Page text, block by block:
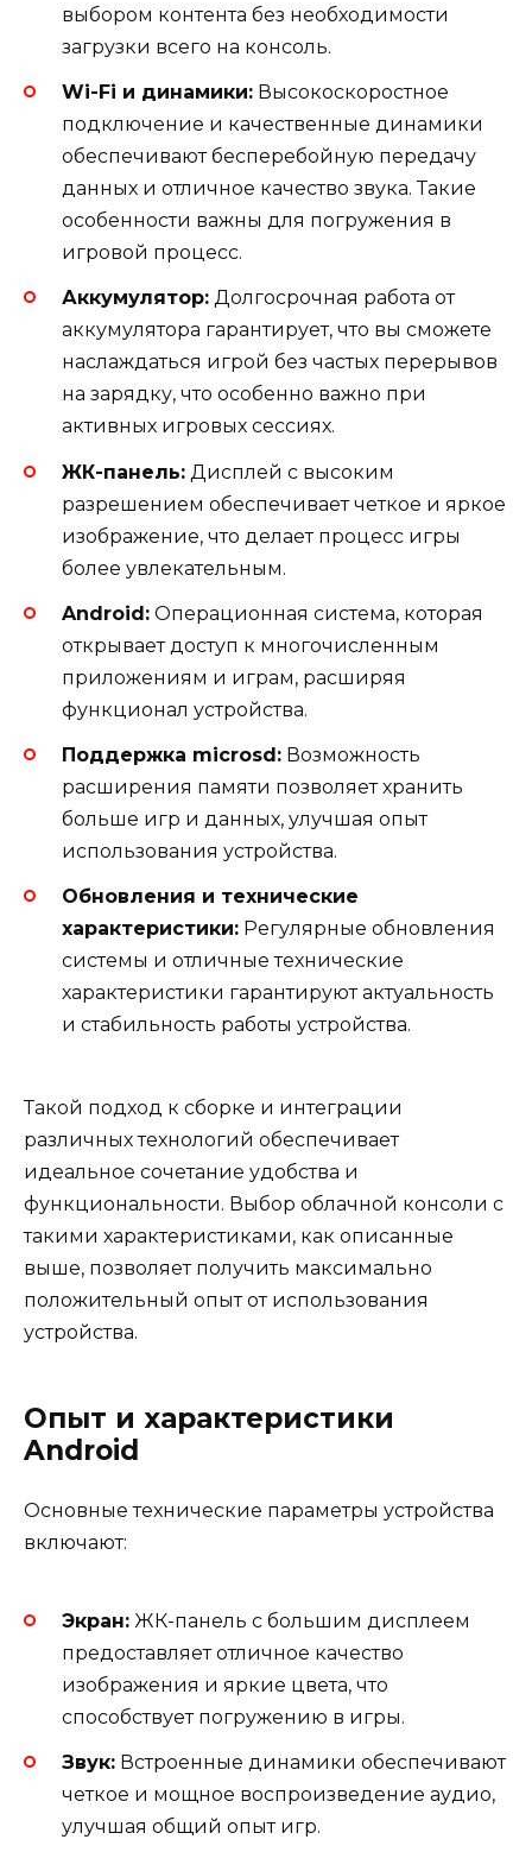
выбором контента без необходимости
загрузки всего на консоль.
Wi-Fi и динамики: Высокоскоростное
подключение и качественные динамики
обеспечивают бесперебойную передачу
данных и отличное качество звука. Такие
особенности важны для погружения в
игровой процесс.
Аккумулятор: Долгосрочная работа от
аккумулятора гарантирует, что вы сможете
наслаждаться игрой без частых перерывов
на зарядку, что особенно важно при
активных игровых сессиях.
ЖК-панель: Дисплей с высоким
разрешением обеспечивает четкое и яркое
изображение, что делает процесс игры
более увлекательным.
Android: Операционная система, которая
открывает доступ к многочисленным
приложениям и играм, расширяя
функционал устройства.
Поддержка microsd: Возможность
расширения памяти позволяет хранить
больше игр и данных, улучшая опыт
использования устройства.
Обновления и технические
характеристики: Регулярные обновления
системы и отличные технические
характеристики гарантируют актуальность
и стабильность работы устройства.
Такой подход к сборке и интеграции
различных технологий обеспечивает
идеальное сочетание удобства и
функциональности. Выбор облачной консоли с
такими характеристиками, как описанные
выше, позволяет получить максимально
положительный опыт от использования
устройства.
Опыт и характеристики
Android
Основные технические параметры устройства
включают:
Экран: ЖК-панель с большим дисплеем
предоставляет отличное качество
изображения и яркие цвета, что
способствует погружению в игры.
Звук: Встроенные динамики обеспечивают
четкое и мощное воспроизведение аудио,
улучшая общий опыт игр.